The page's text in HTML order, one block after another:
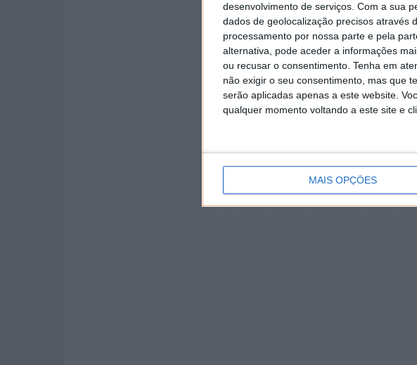
desenvolvimento de serviços. Com a sua
dados de geolocalização precisos através
processamento por nossa parte e pela
alternativa, pode aceder a informações
ou recusar o consentimento. Tenha em
não exigir o seu consentimento, mas que
serão aplicadas apenas a este website.
qualquer momento voltando a este site e
MAIS OPÇÕES